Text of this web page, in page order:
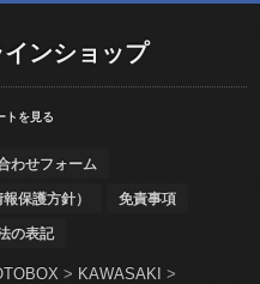
ンショップ
トを見る
わせフォーム
保護方針） 免責事項
の表記
> KAWASAKI >